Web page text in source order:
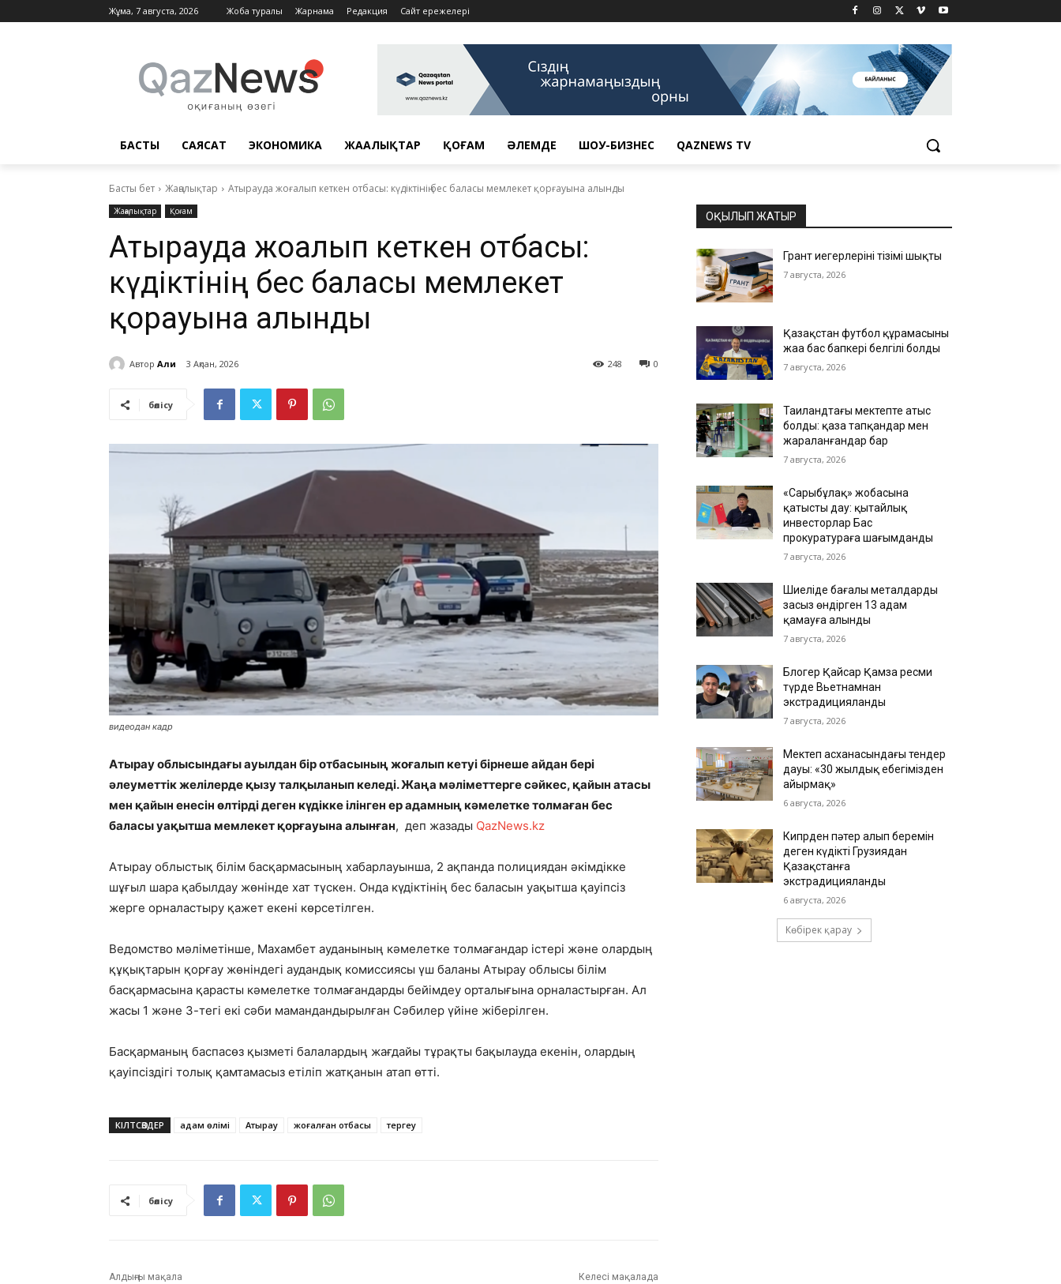
Жұма, 7 августа, 2026 Жоба туралы Жарнама Редакция Сайт ережелері
БАСТЫ САЯСАТ ЭКОНОМИКА ЖАҢАЛЫҚТАР ҚОҒАМ ӘЛЕМДЕ ШОУ-БИЗНЕС QAZNEWS TV
Басты бет Жаңалықтар Атырауда жоғалып кеткен отбасы: күдіктінің бес баласы мемлекет қорғауына алынды
Жаңалықтар Қоғам
Атырауда жоғалып кеткен отбасы:
күдіктінің бес баласы мемлекет
қорғауына алынды
Автор Али 3 Ақпан, 2026 0
248
бөлісу
видеодан кадр
Атырау облысындағы ауылдан бір отбасының жоғалып кетуі бірнеше айдан бері
әлеуметтік желілерде қызу талқыланып келеді. Жаңа мәліметтерге сәйкес, қайын атасы
мен қайын енесін өлтірді деген күдікке ілінген ер адамның кәмелетке толмаған бес
баласы уақытша мемлекет қорғауына алынған, деп жазады QazNews.kz
Атырау облыстық білім басқармасының хабарлауынша, 2 ақпанда полициядан әкімдікке
шұғыл шара қабылдау жөнінде хат түскен. Онда күдіктінің бес баласын уақытша қауіпсіз
жерге орналастыру қажет екені көрсетілген.
Ведомство мәліметінше, Махамбет ауданының кәмелетке толмағандар істері және олардың
құқықтарын қорғау жөніндегі аудандық комиссиясы үш баланы Атырау облысы білім
басқармасына қарасты кәмелетке толмағандарды бейімдеу орталығына орналастырған. Ал
жасы 1 және 3-тегі екі сәби мамандандырылған Сәбилер үйіне жіберілген.
Басқарманың баспасөз қызметі балалардың жағдайы тұрақты бақылауда екенін, олардың
қауіпсіздігі толық қамтамасыз етіліп жатқанын атап өтті.
КІЛТСӨЗДЕР адам өлімі Атырау жоғалған отбасы тергеу
бөлісу
Алдыңғы мақала Келесі мақалада
ОҚЫЛЫП ЖАТЫР
Грант иегерлерінің тізімі шықты
7 августа, 2026
Қазақстан футбол құрамасының
жаңа бас бапкері белгілі болды
7 августа, 2026
Таиландтағы мектепте атыс
болды: қаза тапқандар мен
жараланғандар бар
7 августа, 2026
«Сарыбұлақ» жобасына
қатысты дау: қытайлық
инвесторлар Бас
прокуратураға шағымданды
7 августа, 2026
Шиеліде бағалы металдарды
заңсыз өндірген 13 адам
қамауға алынды
7 августа, 2026
Блогер Қайсар Қамза ресми
түрде Вьетнамнан
экстрадицияланды
7 августа, 2026
Мектеп асханасындағы тендер
дауы: «30 жылдық еңбегімізден
айырмақ»
6 августа, 2026
Кипрден пәтер алып беремін
деген күдікті Грузиядан
Қазақстанға
экстрадицияланды
6 августа, 2026
Көбірек қарау